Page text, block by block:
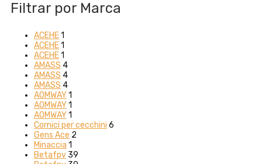
Filtrar por Marca
ACEHE1
ACEHE1
ACEHE1
AMASS 4
AMASS 4
AMASS 4
AOMWAY1
AOMWAY1
AOMWAY1
Cornici per cecchini 6
Gens Ace 2
Minaccia 1
Betafpv 39